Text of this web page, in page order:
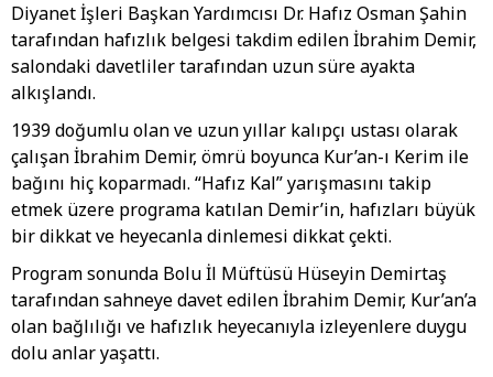
Diyanet İşleri Başkan Yardımcısı Dr. Hafız Osman Şahin
tarafından hafızlık belgesi takdim edilen İbrahim Demir,
salondaki davetliler tarafından uzun süre ayakta
alkışlandı.
1939 doğumlu olan ve uzun yıllar kalıpçı ustası olarak
çalışan İbrahim Demir, ömrü boyunca Kur’an-ı Kerim ile
bağını hiç koparmadı. “Hafız Kal” yarışmasını takip
etmek üzere programa katılan Demir’in, hafızları büyük
bir dikkat ve heyecanla dinlemesi dikkat çekti.
Program sonunda Bolu İl Müftüsü Hüseyin Demirtaş
tarafından sahneye davet edilen İbrahim Demir, Kur’an’a
olan bağlılığı ve hafızlık heyecanıyla izleyenlere duygu
dolu anlar yaşattı.